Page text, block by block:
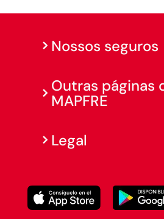
Nossos seguros
Outras páginas
MAPFRE
Legal